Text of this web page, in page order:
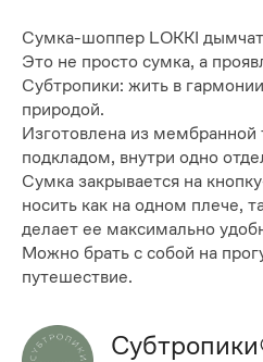
Сумка-шоппер LOKKI
Это не просто сумка, а
Субтропики: жить в
природой.
Изготовлена из
подкладом, внутри одно
Сумка закрывается на
носить как на одном плече,
делает ее максимально
Можно брать с собой на
путешествие.
Субтропики